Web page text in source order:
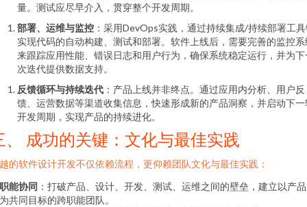
量。测试应尽早介入，贯穿整个开发周期。
部署、运维与监控 ：采用DevOps实践，通过持续集成/持续部署工
实现代码的自动构建、测试和部署。软件上线后，需要完善的监控系
来跟踪应用性能、错误日志和用户行为，确保系统稳定运行，并为下
次迭代提供数据支持。
反馈循环与持续迭代 ：产品上线并非终点。通过应用内分析、用户反
馈、运营数据等渠道收集信息，快速形成新的产品洞察，并启动下一
开发周期，实现产品的持续进化。
、 成功的关键：文化与最佳实践
的软件设计开发不仅依赖流程，更仰赖团队文化与最佳实践：
能协同 ：打破产品、设计、开发、测试、运维之间的壁垒，建立以产
共同目标的跨职能团队。